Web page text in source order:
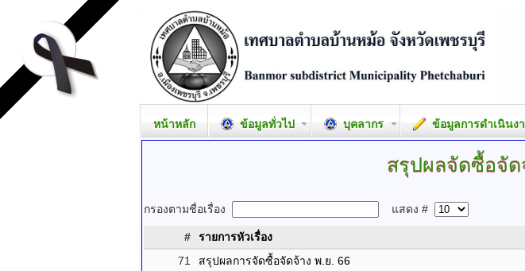
หน้าหลัก ข้อมูลทั่วไป บุคลากร ข้อมูลการดำเนินง
สรุปผลจัดซื้อจัด
กรองตามชื่อเรื่อง แสดง #
# รายการหัวเรื่อง
71
สรุปผลการจัดซื้อจัดจ้าง พ.ย. 66